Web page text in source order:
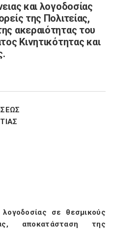
και λογοδοσίας
της Πολιτείας,
ακεραιότητας του
Κινητικότητας και
λογοδοσίας σε θεσμικούς
αποκατάσταση της